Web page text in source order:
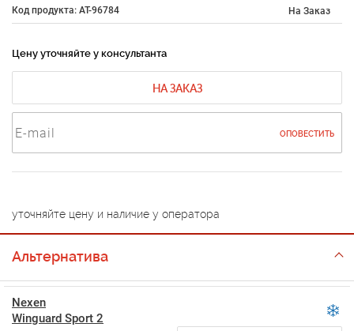
Код продукта: AT-96784 На Заказ
Цену уточняйте у консультанта
НА ЗАКАЗ
ОПОВЕСТИТЬ
уточняйте цену и наличие у оператора
Альтернатива
Nexen
Winguard Sport 2